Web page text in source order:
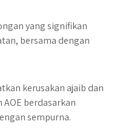
yang signifikan
bersama dengan
kerusakan ajaib dan
berdasarkan
sempurna.